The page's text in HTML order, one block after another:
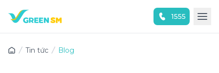
1555
Tin tức Blog